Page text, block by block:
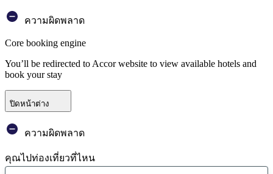
ความผิดพลาด
Core booking engine
You’ll be redirected to Accor website to view available hotels and
book your stay
ปิดหน้าต่าง
ความผิดพลาด
คุณไปท่องเที่ยวที่ไหน